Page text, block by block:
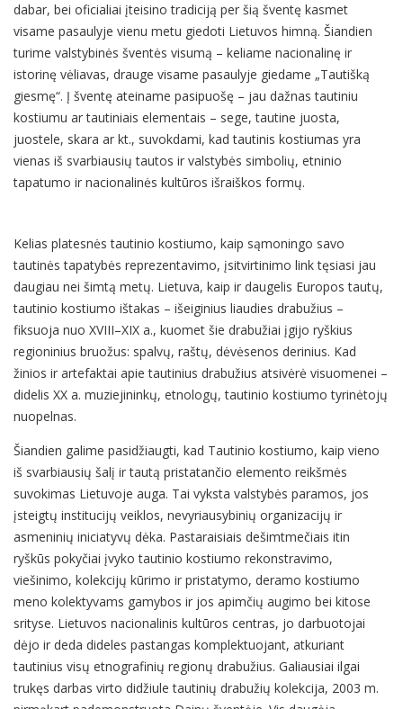
dabar, bei oficialiai įteisino tradiciją per šią šventę kasmet
visame pasaulyje vienu metu giedoti Lietuvos himną. Šiandien
turime valstybinės šventės visumą – keliame nacionalinę ir
istorinę vėliavas, drauge visame pasaulyje giedame „Tautišką
giesmę“. Į šventę ateiname pasipuošę – jau dažnas tautiniu
kostiumu ar tautiniais elementais – sege, tautine juosta,
juostele, skara ar kt., suvokdami, kad tautinis kostiumas yra
vienas iš svarbiausių tautos ir valstybės simbolių, etninio
tapatumo ir nacionalinės kultūros išraiškos formų.
Kelias platesnės tautinio kostiumo, kaip sąmoningo savo
tautinės tapatybės reprezentavimo, įsitvirtinimo link tęsiasi jau
daugiau nei šimtą metų. Lietuva, kaip ir daugelis Europos tautų,
tautinio kostiumo ištakas – išeiginius liaudies drabužius –
fiksuoja nuo XVIII–XIX a., kuomet šie drabužiai įgijo ryškius
regioninius bruožus: spalvų, raštų, dėvėsenos derinius. Kad
žinios ir artefaktai apie tautinius drabužius atsivėrė visuomenei –
didelis XX a. muziejininkų, etnologų, tautinio kostiumo tyrinėtojų
nuopelnas.
Šiandien galime pasidžiaugti, kad Tautinio kostiumo, kaip vieno
iš svarbiausių šalį ir tautą pristatančio elemento reikšmės
suvokimas Lietuvoje auga. Tai vyksta valstybės paramos, jos
įsteigtų institucijų veiklos, nevyriausybinių organizacijų ir
asmeninių iniciatyvų dėka. Pastaraisiais dešimtmečiais itin
ryškūs pokyčiai įvyko tautinio kostiumo rekonstravimo,
viešinimo, kolekcijų kūrimo ir pristatymo, deramo kostiumo
meno kolektyvams gamybos ir jos apimčių augimo bei kitose
srityse. Lietuvos nacionalinis kultūros centras, jo darbuotojai
dėjo ir deda dideles pastangas komplektuojant, atkuriant
tautinius visų etnografinių regionų drabužius. Galiausiai ilgai
trukęs darbas virto didžiule tautinių drabužių kolekcija, 2003 m.